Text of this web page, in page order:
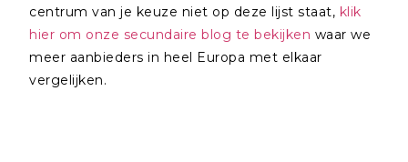
centrum van je keuze niet op deze lijst staat, klik
hier om onze secundaire blog te bekijken waar we
meer aanbieders in heel Europa met elkaar
vergelijken.